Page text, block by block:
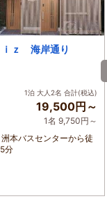
ｉｚ 海岸通り
1泊 大人2名 合計(税込)
19,500円～
1名 9,750円～
洲本バスセンターから徒
分